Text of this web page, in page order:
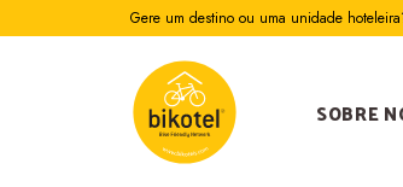
Gere um destino ou uma unidade
SOBRE